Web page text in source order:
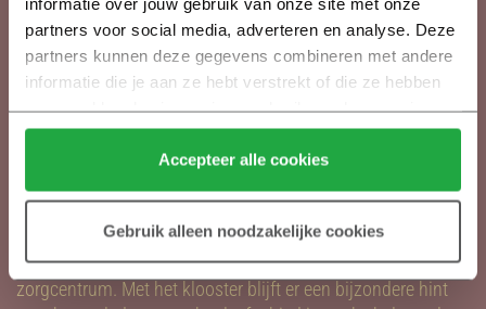
partners voor social media, adverteren en analyse. Deze
partners kunnen deze gegevens combineren met andere
informatie die je aan ze hebt verstrekt of die ze hebben
verzameld op basis van jouw gebruik van hun services.
Klik hier voor meer informatie over ons cookiebeleid.
Accepteer alle cookies
Gebruik alleen noodzakelijke cookies
Heijmans Vastgoed
Postbus 171
5240 AD Rosmalen
info@koningsoord.nl
OVER VOORHOF
Het laatste stukje van Koningsoord krijgt een mooie
invulling met woningbouw, een nieuw kind- en
zorgcentrum. Met het klooster blijft er een bijzondere hint